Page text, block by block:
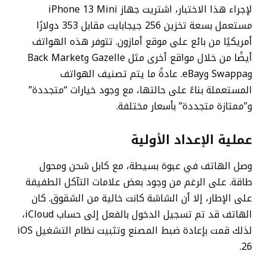
لإجراء هذا الاختبار، اشتريت جهاز iPhone 13 Mini
مستعمل بسعة تخزين 256 جيجابايت مقابل 353 دولارًا
أمريكيًا من بائع على موقع أمازون. تتوفر هذه الهواتف
أيضًا من خلال مواقع أخرى مثل Gazelle وBack Market
وSwappa وeBay. عادةً ما يتم تصنيف الهواتف
المستعملة بناءً على حالتها، مع وجود خيارات “متجددة”
و”ممتازة متجددة” بأسعار مختلفة.
عملية الإعداد الأولية
وصل الهاتف في عبوة بسيطة، مع كابل شحن ومحول
طاقة. على الرغم من وجود بعض علامات التآكل الطفيفة
على الإطار، إلا أن الشاشة كانت خالية من الشقوق. كان
الهاتف قد تم تسجيل الدخول بالفعل إلى حساب iCloud،
لذلك قمت بإعادة ضبط المصنع وتثبيت نظام التشغيل iOS
26.